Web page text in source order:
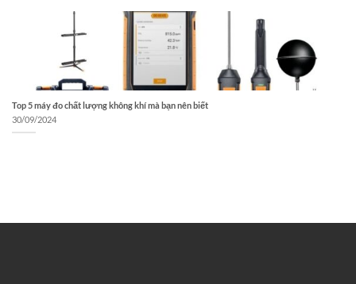
Top 5 máy đo chất lượng không khí mà bạn nên biết
30/09/2024